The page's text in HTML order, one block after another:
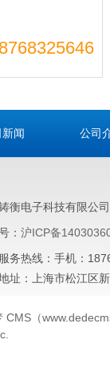
闻 公司
铸衡电子科技有限公
： 沪ICP备
务热线：手机：
址：上海市松江区
CMS（